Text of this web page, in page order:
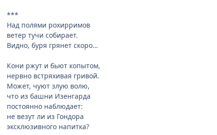
***
Над полями рохирримов
ветер тучи собирает.
Видно, буря грянет скоро…
Кони ржут и бьют копытом,
нервно встряхивая гривой.
Может, чуют злую волю,
что из башни Изенгарда
постоянно наблюдает:
не везут ли из Гондора
эксклюзивного напитка?